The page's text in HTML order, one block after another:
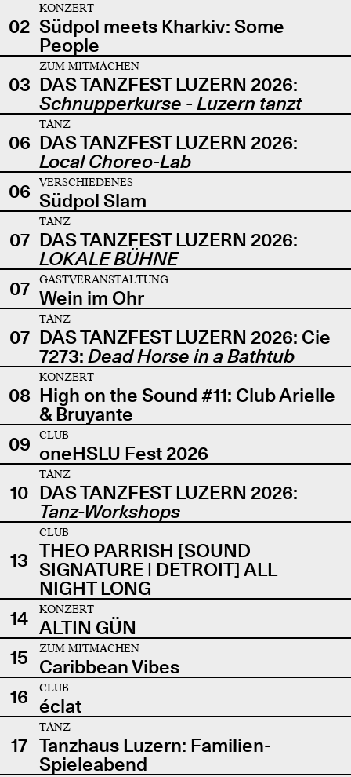
02
KONZERT
Südpol meets Kharkiv: Some
People
03
ZUM MITMACHEN
DAS TANZFEST LUZERN 2026:
Schnupperkurse - Luzern tanzt
06
TANZ
DAS TANZFEST LUZERN 2026:
Local Choreo-Lab
06
VERSCHIEDENES
Südpol Slam
07
TANZ
DAS TANZFEST LUZERN 2026:
LOKALE BÜHNE
07
GASTVERANSTALTUNG
Wein im Ohr
07
TANZ
DAS TANZFEST LUZERN 2026: Cie
7273: Dead Horse in a Bathtub
08
KONZERT
High on the Sound #11: Club Arielle
& Bruyante
09
CLUB
oneHSLU Fest 2026
10
TANZ
DAS TANZFEST LUZERN 2026:
Tanz-Workshops
13
CLUB
THEO PARRISH [SOUND
SIGNATURE | DETROIT] ALL
NIGHT LONG
14
KONZERT
ALTIN GÜN
15
ZUM MITMACHEN
Caribbean Vibes
16
CLUB
éclat
17
TANZ
Tanzhaus Luzern: Familien-
Spieleabend